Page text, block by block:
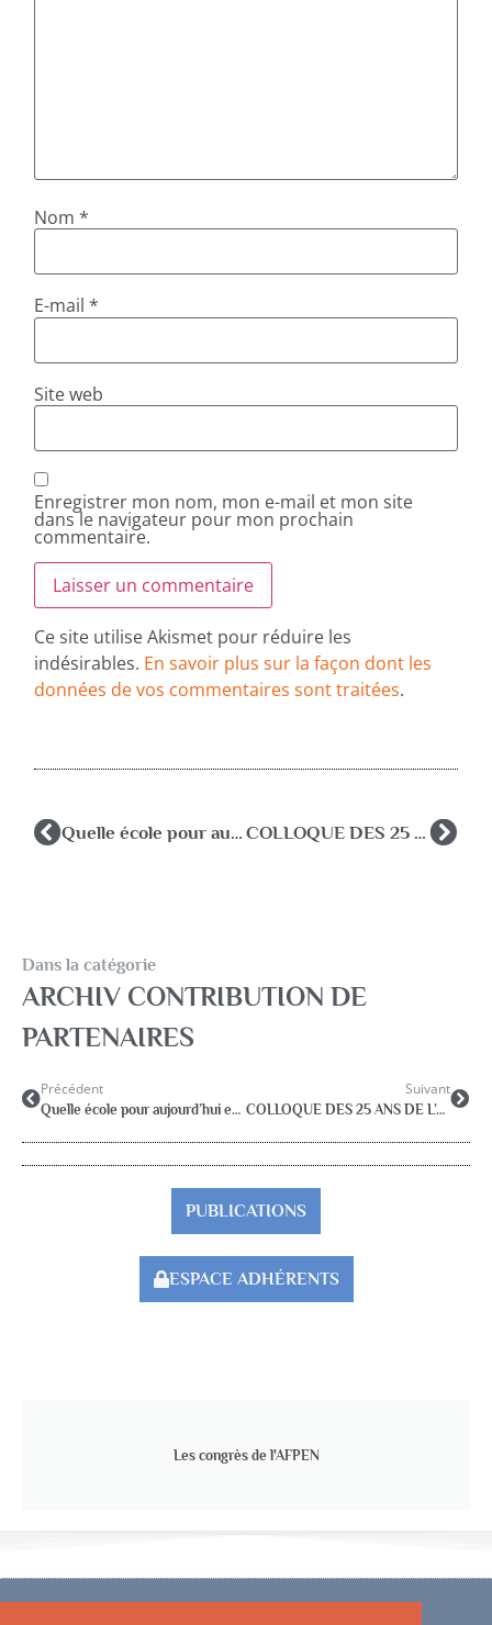
Nom*
E-mail*
Site web
Enregistrer mon nom, mon e-mail et mon site
dans le navigateur pour mon prochain
commentaire.
Ce site utilise Akismet pour réduire les
indésirables. En savoir plus sur la façon dont les
données de vos commentaires sont traitées.
Quelle école pour aujourd’hui et pour demain, pour quelles personnes, pour quoi faire ? COLLOQUE DES 25 ANS DE L’A.NA.PSY.p.e.
Dans la catégorie
ARCHIV CONTRIBUTION DE
PARTENAIRES
Précédent
Quelle école pour aujourd’hui et pour demain, pour quelles personnes, pour quoi faire ?
Suivant
COLLOQUE DES 25 ANS DE L’A.NA.PSY.p.e.
PUBLICATIONS
ESPACE ADHÉRENTS
Les congrès de l'AFPEN